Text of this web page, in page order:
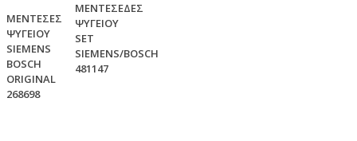
ΜΕΝΤΕΣΕΣ
ΨΥΓΕΙΟΥ
SIEMENS
BOSCH
ORIGINAL
268698
ΜΕΝΤΕΣΕΔΕΣ
ΨΥΓΕΙΟΥ
SET
SIEMENS/BOSCH
481147